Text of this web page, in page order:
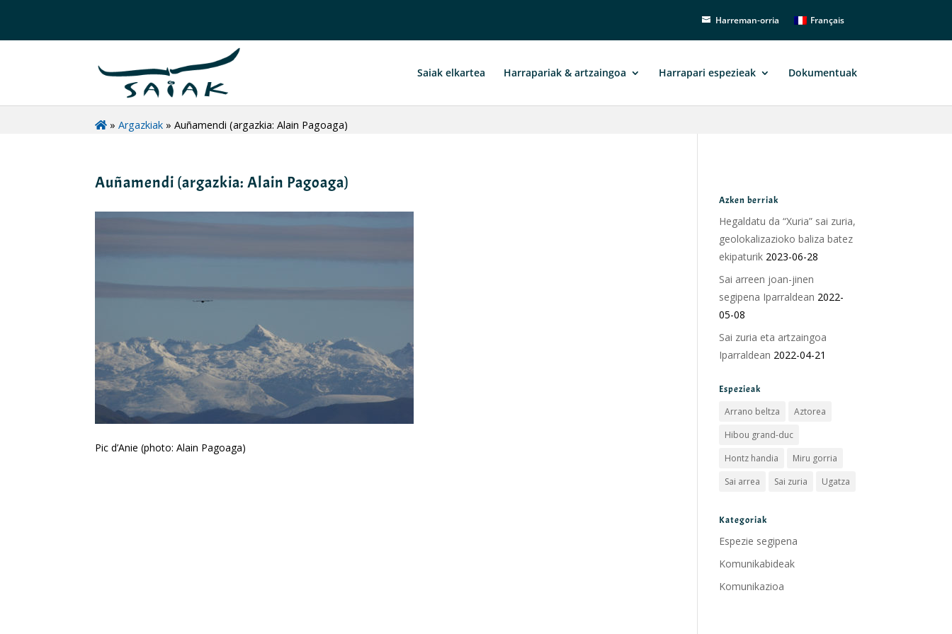
Harreman-orria Français
Saiak elkartea Harrapariak & artzaingoa Harrapari espezieak Dokumentuak
» Argazkiak» Auñamendi (argazkia: Alain Pagoaga)
Auñamendi (argazkia: Alain Pagoaga)
Pic d’Anie (photo: Alain Pagoaga)
Azken berriak
Hegaldatu da “Xuria” sai zuria,
geolokalizazioko baliza batez
ekipaturik 2023-06-28
Sai arreen joan-jinen
segipena Iparraldean 2022-
05-08
Sai zuria eta artzaingoa
Iparraldean 2022-04-21
Espezieak
Arrano beltza
Aztorea
Hibou grand-duc
Hontz handia
Miru gorria
Sai arrea
Sai zuria Ugatza
Kategoriak
Espezie segipena
Komunikabideak
Komunikazioa